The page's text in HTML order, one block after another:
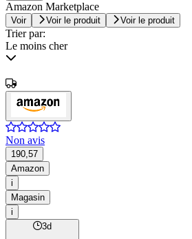
Amazon Marketplace
Voir Voir le produit Voir le produit
Trier par:
Le moins cher
Non avis
190,57
Amazon
i
Magasin
i
3d